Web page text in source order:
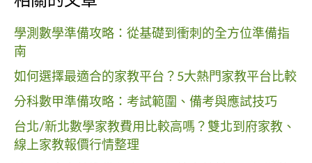
學測數學準備攻略：從基礎到衝刺的全方位準備指
南
如何選擇最適合的家教平台？5大熱門家教平台比較
分科數甲準備攻略：考試範圍、備考與應試技巧
台北/新北數學家教費用比較高嗎？雙北到府家教、
線上家教報價行情整理